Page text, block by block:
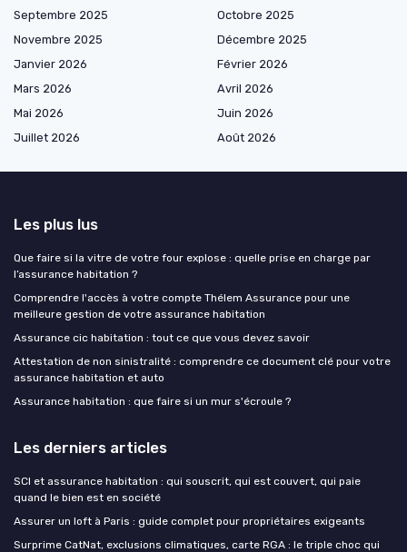
Septembre 2025
Octobre 2025
Novembre 2025
Décembre 2025
Janvier 2026
Février 2026
Mars 2026
Avril 2026
Mai 2026
Juin 2026
Juillet 2026
Août 2026
Les plus lus
Que faire si la vitre de votre four explose : quelle prise en charge par
l’assurance habitation ?
Comprendre l'accès à votre compte Thélem Assurance pour une
meilleure gestion de votre assurance habitation
Assurance cic habitation : tout ce que vous devez savoir
Attestation de non sinistralité : comprendre ce document clé pour votre
assurance habitation et auto
Assurance habitation : que faire si un mur s'écroule ?
Les derniers articles
SCI et assurance habitation : qui souscrit, qui est couvert, qui paie
quand le bien est en société
Assurer un loft à Paris : guide complet pour propriétaires exigeants
Surprime CatNat, exclusions climatiques, carte RGA : le triple choc qui